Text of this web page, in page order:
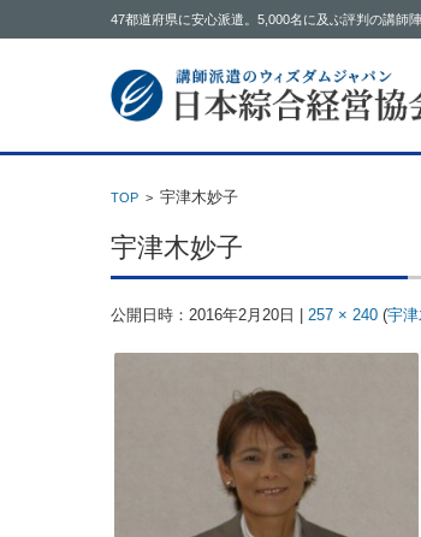
47都道府県に安心派遣。5,000名に及ぶ評判の講師
TOP > 宇津木妙子
宇津木妙子
公開日時： 2016年2月20日 257 × 240 (宇